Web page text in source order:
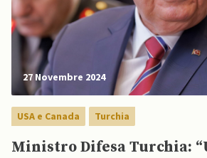
27 Novembre 2024
USA e Canada Turchia
Ministro Difesa Turchia: